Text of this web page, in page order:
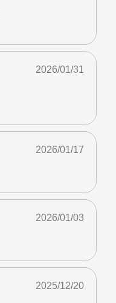
2026/01/31
2026/01/17
2026/01/03
2025/12/20